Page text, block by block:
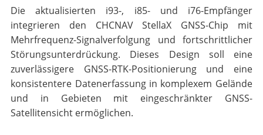
Die aktualisierten i93-, i85- und i76-Empfänger
integrieren den CHCNAV StellaX GNSS-Chip mit
Mehrfrequenz-Signalverfolgung und fortschrittlicher
Störungsunterdrückung. Dieses Design soll eine
zuverlässigere GNSS-RTK-Positionierung und eine
konsistentere Datenerfassung in komplexem Gelände
und in Gebieten mit eingeschränkter GNSS-
Satellitensicht ermöglichen.